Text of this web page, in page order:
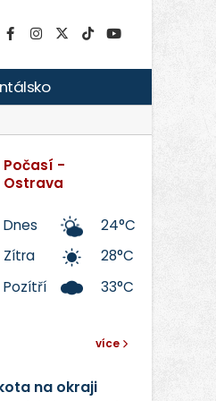
Počasí -
Ostrava
Dnes
24°C
Zítra
28°C
Pozítří
33°C
více
na okraji